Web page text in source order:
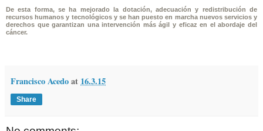
De esta forma, se ha mejorado la dotación, adecuación y redistribución de
recursos humanos y tecnológicos y se han puesto en marcha nuevos servicios y
derechos que garantizan una intervención más ágil y eficaz en el abordaje del
cáncer.
Francisco Acedoat 16.3.15
Share